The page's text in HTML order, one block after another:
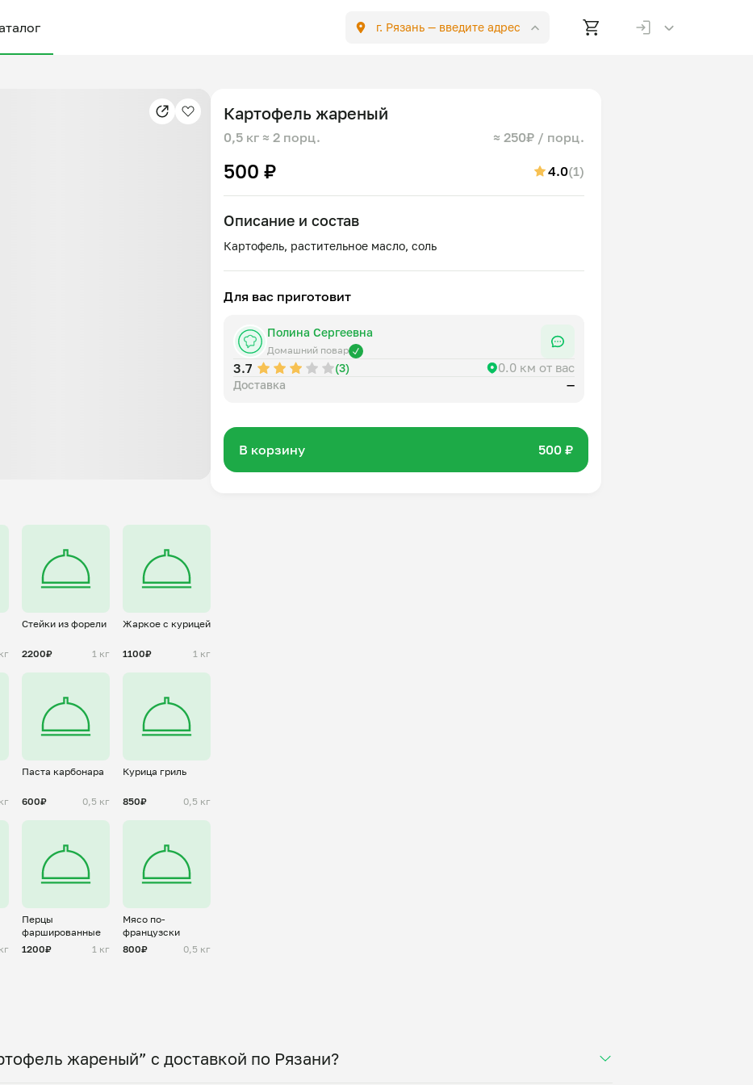
г. Рязань — введите адрес
Стейки из форели
2200₽ 1 кг
Жаркое с курицей
1100₽ 1 кг
Паста карбонара
600₽ 0,5 кг
Курица гриль
850₽ 0,5 кг
Перцы
фаршированные
1200₽
1 кг
Мясо по-
французски
800₽
0,5 кг
Картофель жареный
0,5 кг ≈ 2 порц. ≈ 250₽ / порц.
500 ₽ 4.0(1)
Описание и состав
Для вас приготовит
Полина Сергеевна
Домашний повар
3.7 (3) 0.0 км от вас
Доставка —
В корзину 500 ₽
жареный” с доставкой по Рязани?